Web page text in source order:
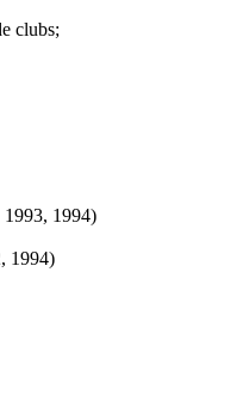
clubs;
1993, 1994)
1994)